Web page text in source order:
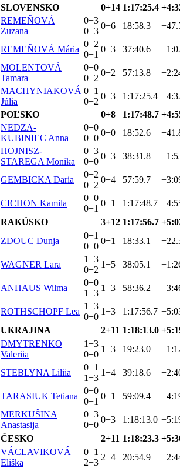
SLOVENSKO 0+14 1:17:25.4
REMEŇOVÁ
Zuzana
0+3
0+3
0+6 18:58.3
REMEŇOVÁ Mária
0+2
0+1
0+3 37:40.6
MOLENTOVÁ
Tamara
0+0
0+2
0+2 57:13.8
MACHYNIAKOVÁ
Júlia
0+1
0+2
0+3 1:17:25.4
POĽSKO 0+8 1:17:48.7
NEDZA-
KUBINIEC Anna
0+0
0+0
0+0 18:52.6
HOJNISZ-
STAREGA Monika
0+3
0+0
0+3 38:31.8
GEMBICKA Daria
0+2
0+2
0+4 57:59.7
CICHON Kamila
0+0
0+1
0+1 1:17:48.7
RAKÚSKO 3+12 1:17:56.7
ZDOUC Dunja
0+1
0+0
0+1 18:33.1
WAGNER Lara
1+3
0+2
1+5 38:05.1
ANHAUS Wilma
0+0
1+3
1+3 58:36.2
ROTHSCHOPF Lea
1+3
0+0
1+3 1:17:56.7
UKRAJINA 2+11 1:18:13.0
DMYTRENKO
Valeriia
1+3
0+0
1+3 19:23.0
STEBLYNA Liliia
0+1
1+3
1+4 39:18.6
TARASIUK Tetiana
0+0
0+1
0+1 59:09.4
MERKUŠINA
Anastasija
0+3
0+0
0+3 1:18:13.0
ČESKO 2+11 1:18:23.3
VÁCLAVIKOVÁ
Eliška
0+1
2+3
2+4 20:54.9